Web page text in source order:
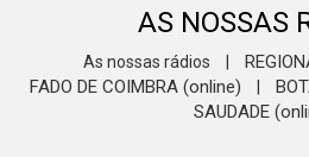
AS NOSSAS
As nossas rádios
FADO DE COIMBRA (online)
SAUDADE